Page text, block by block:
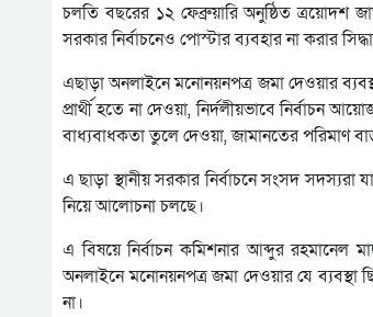
চলতি বছরের ১২ ফেব্রুয়ারি অনুষ্ঠিত ত্রয়োদশ
সরকার নির্বাচনেও পোস্টার ব্যবহার না করার
এছাড়া অনলাইনে মনোনয়নপত্র জমা দেওয়ার
প্রার্থী হতে না দেওয়া, নির্দলীয়ভাবে নির্বাচন
বাধ্যবাধকতা তুলে দেওয়া, জামানতের পরিমাণ
এ ছাড়া স্থানীয় সরকার নির্বাচনে সংসদ
নিয়ে আলোচনা চলছে।
এ বিষয়ে নির্বাচন কমিশনার আব্দুর রহমানেল
অনলাইনে মনোনয়নপত্র জমা দেওয়ার যে
না।